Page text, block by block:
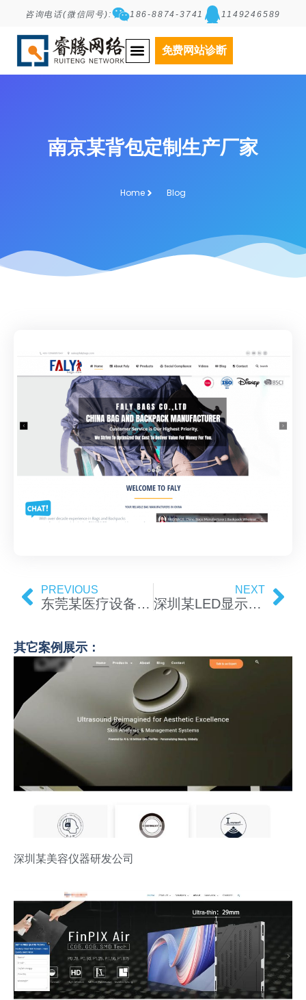
咨询电话(微信同号): 186-8874-3741 1149246589
免费网站诊断
南京某背包定制生产厂家
Home Blog
PREVIOUS
东莞某医疗设备生产企业
NEXT
深圳某LED显示屏贸易公司
其它案例展示：
深圳某美容仪器研发公司